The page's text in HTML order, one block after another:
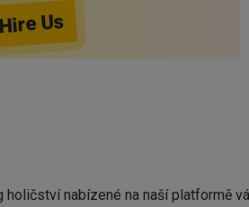
Hire Us
nabízené na naší platformě